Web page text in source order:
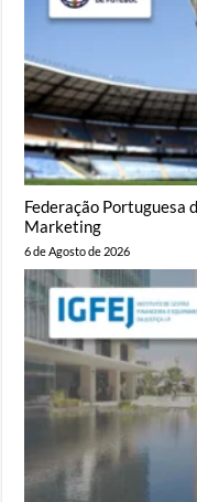
Federação Portuguesa
Marketing
6 de Agosto de 2026